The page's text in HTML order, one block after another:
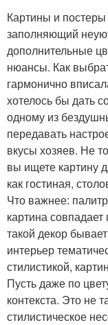
Картины и
заполняющий
дополнительные
нюансы. Как
гармонично
хотелось бы дать
одному из
передавать
вкусы хозяев. Не
вы ищете картину
как гостиная,
Что важнее:
картина
такой декор
интерьер
стилистикой,
Пусть даже по
контекста. Это не
стилистическое